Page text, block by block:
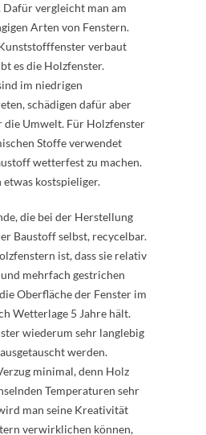
Dafür vergleicht man am
Arten von Fenstern.
verbaut
es die Holzfenster.
im niedrigen
schädigen dafür aber
die Umwelt. Für Holzfenster
Stoffe verwendet
wetterfest zu machen.
kostspieliger.
die bei der Herstellung
Baustoff selbst, recycelbar.
ist, dass sie relativ
mehrfach gestrichen
Oberfläche der Fenster im
Wetterlage 5 Jahre hält.
wiederum sehr langlebig
werden.
minimal, denn Holz
Temperaturen sehr
man seine Kreativität
verwirklichen können,